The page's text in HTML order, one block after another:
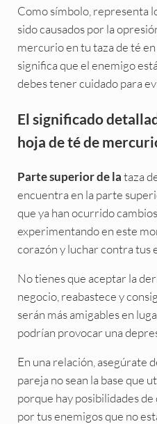
Como símbolo, representa
sido causados por la
mercurio en tu taza de té
significa que el enemigo
debes tener cuidado para
El significado
hoja de té de
Parte superior de la taza
encuentra en la parte
que ya han ocurrido
experimentando en este
corazón y luchar contra tus
No tienes que aceptar la
negocio, reabastece y
serán más amigables en
podrían provocar una
En una relación, asegúrate
pareja no sean la base que
porque hay posibilidades
por tus enemigos que no